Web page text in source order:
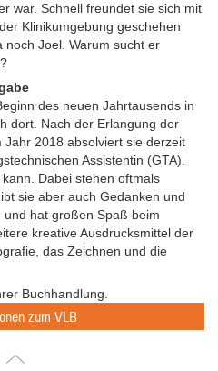
war. Schnell freundet sie sich mit
Klinikumgebung geschehen
noch Joel. Warum sucht er
des neuen Jahrtausends in
dort. Nach der Erlangung der
2018 absolviert sie derzeit
Assistentin (GTA).
Dabei stehen oftmals
sie aber auch Gedanken und
und hat großen Spaß beim
kreative Ausdrucksmittel der
das Zeichnen und die
Buchhandlung.
zum VLB